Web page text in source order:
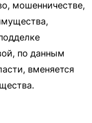
мошенничестве,
по данным
вменяется